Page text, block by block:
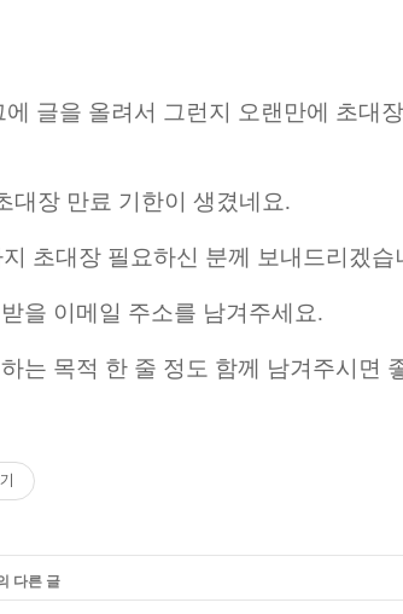
글을 올려서 그런지
오랜만에 초대
대장 만료 기한이 생겼네요.
초대장 필요하신 분께 보내드리겠습
을 이메일 주소를 남겨주세요.
는 목적 한 줄 정도 함께 남겨주시면
다른 글